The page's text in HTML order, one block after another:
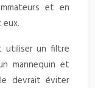
et en
utiliser un filtre
mannequin et
devrait éviter